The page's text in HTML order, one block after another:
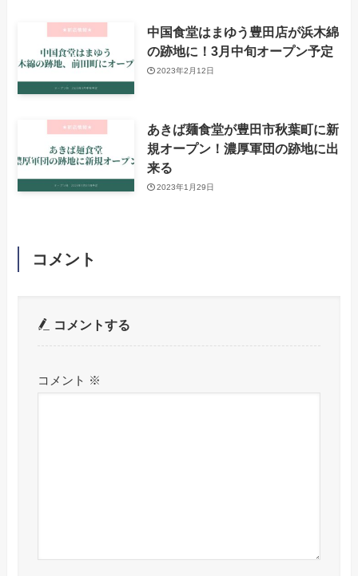
中国食堂はまゆう豊田店が浜木綿
の跡地に！3月中旬オープン予定
2023年2月12日
あきば麺食堂が豊田市秋葉町に新
規オープン！濃厚軍団の跡地に出
来る
2023年1月29日
コメント
コメントする
コメント ※